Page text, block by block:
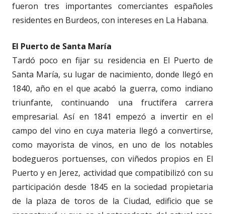
fueron tres importantes comerciantes españoles
residentes en Burdeos, con intereses en La Habana.
El Puerto de Santa María
Tardó poco en fijar su residencia en El Puerto de
Santa María, su lugar de nacimiento, donde llegó en
1840, año en el que acabó la guerra, como indiano
triunfante, continuando una fructífera carrera
empresarial. Así en 1841 empezó a invertir en el
campo del vino en cuya materia llegó a convertirse,
como mayorista de vinos, en uno de los notables
bodegueros portuenses, con viñedos propios en El
Puerto y en Jerez, actividad que compatibilizó con su
participación desde 1845 en la sociedad propietaria
de la plaza de toros de la Ciudad, edificio que se